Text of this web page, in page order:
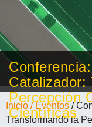
Catalizador:
Percepción
Científicas
Inicio/ Eventos/
Transformando la